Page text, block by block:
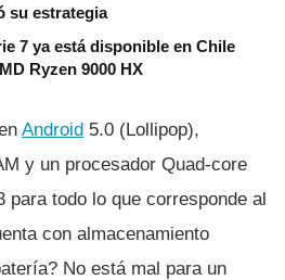
su estrategia
7 ya está disponible en Chile
Ryzen 9000 HX
Android 5.0 (Lollipop),
y un procesador Quad-core
para todo lo que corresponde al
con almacenamiento
No está mal para un